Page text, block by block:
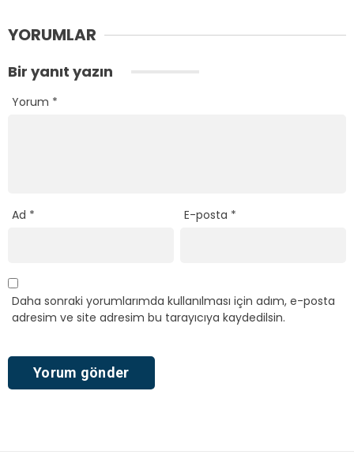
YORUMLAR
Bir yanıt yazın
Yorum *
Ad * E-posta *
Daha sonraki yorumlarımda kullanılması için adım, e-posta
adresim ve site adresim bu tarayıcıya kaydedilsin.